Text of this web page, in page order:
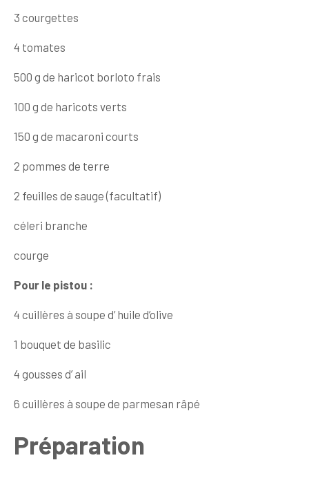
3 courgettes
4 tomates
500 g de haricot borloto frais
100 g de haricots verts
150 g de macaroni courts
2 pommes de terre
2 feuilles de sauge (facultatif)
céleri branche
courge
Pour le pistou :
4 cuillères à soupe d’ huile d’olive
1 bouquet de basilic
4 gousses d’ ail
6 cuillères à soupe de parmesan râpé
Préparation